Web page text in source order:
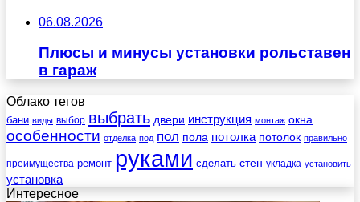
06.08.2026
Плюсы и минусы установки рольставен
в гараж
Облако тегов
бани виды выбор выбрать двери инструкция монтаж окна
особенности отделка под пол пола потолка потолок правильно
преимущества ремонт руками сделать стен укладка установить
установка
Интересное